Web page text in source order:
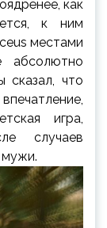
как
к ним
местами
сказал, что
игра,
случаев